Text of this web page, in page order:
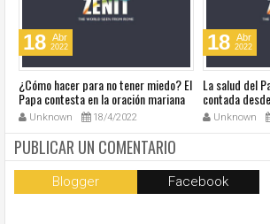
18 Abr
2022
¿Cómo hacer para no tener miedo? El
Papa contesta en la oración mariana
de este lunes en la Plaza de San
Pedro
Unknown 18/4/2022
18 Abr
2022
La salud del
contada
resumen de
Unknown
PUBLICAR UN COMENTARIO
Blogger Facebook